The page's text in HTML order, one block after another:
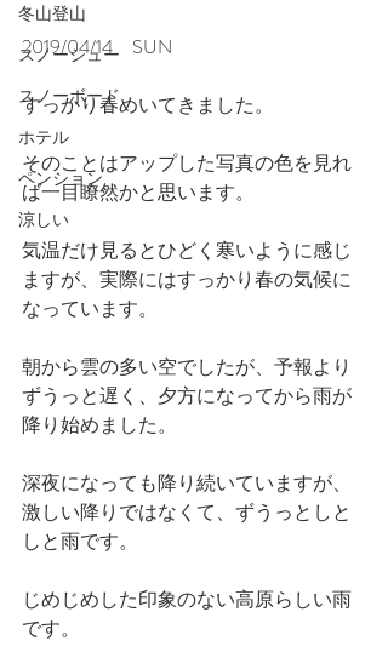
冬山登山
スノーシュー
スノーボード
ホテル
ペンション
涼しい
2019/04/14　SUN
すっかり春めいてきました。
そのことはアップした写真の色を見れ
ば一目瞭然かと思います。
気温だけ見るとひどく寒いように感じ
ますが、実際にはすっかり春の気候に
なっています。
朝から雲の多い空でしたが、予報より
ずうっと遅く、夕方になってから雨が
降り始めました。
深夜になっても降り続いていますが、
激しい降りではなくて、ずうっとしと
しと雨です。
じめじめした印象のない高原らしい雨
です。